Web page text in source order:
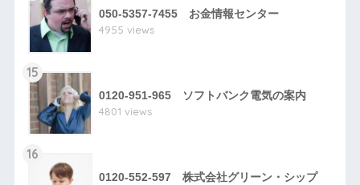
050-5357-7455 お金情報センター
4955 views
15
0120-951-965 ソフトバンク電気の案内
4801 views
16
0120-552-597 株式会社グリーン・シップ